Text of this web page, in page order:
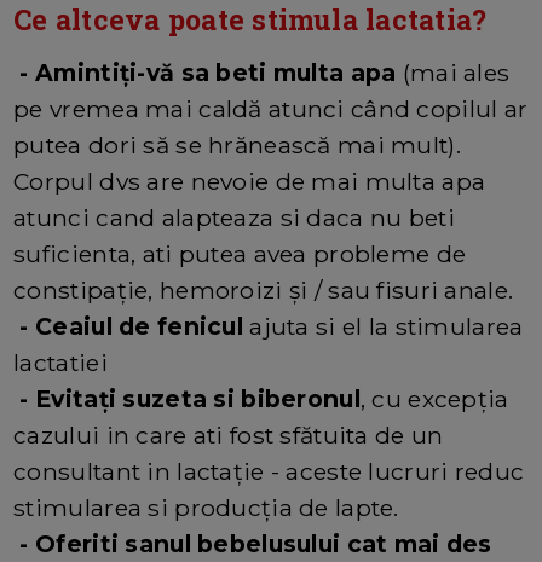
Ce altceva poate stimula lactatia?
- Amintiți-vă sa beti multa apa (mai ales
pe vremea mai caldă atunci când copilul ar
putea dori să se hrănească mai mult).
Corpul dvs are nevoie de mai multa apa
atunci cand alapteaza si daca nu beti
suficienta, ati putea avea probleme de
constipație, hemoroizi și / sau fisuri anale.
- Ceaiul de feniculajuta si el la stimularea
lactatiei
- Evitați suzeta si biberonul, cu excepția
cazului in care ati fost sfătuita de un
consultant in lactație - aceste lucruri reduc
stimularea si producția de lapte.
- Oferiti sanul bebelusului cat mai des